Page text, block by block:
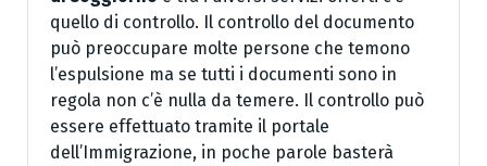
quello di controllo. Il controllo del documento
può preoccupare molte persone che temono
l’espulsione ma se tutti i documenti sono in
regola non c’è nulla da temere. Il controllo può
essere effettuato tramite il portale
dell’Immigrazione, in poche parole basterà